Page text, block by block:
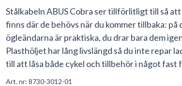
Stålkabeln ABUS Cobra ser tillförlitligt till så
finns där de behövs när du kommer tillbaka: på
ögleändarna är praktiska, du drar bara dem
Plasthöljet har lång livslängd så du inte repar
till att låsa både cykel och tillbehör i något fast
Art. nr: 8730-3012-01